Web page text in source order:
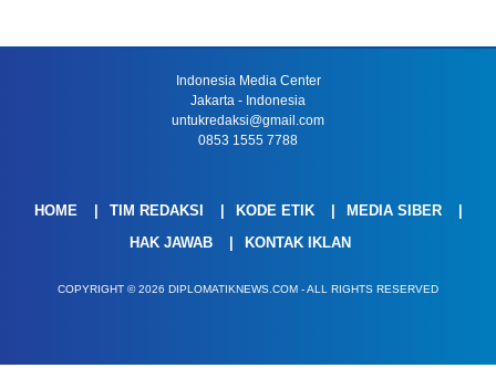
Indonesia Media Center
Jakarta - Indonesia
untukredaksi@gmail.com
0853 1555 7788
HOME TIM REDAKSI KODE ETIK
MEDIA SIBER
HAK JAWAB
KONTAK IKLAN
COPYRIGHT © 2026 DIPLOMATIKNEWS.COM - ALL RIGHTS RESERVED